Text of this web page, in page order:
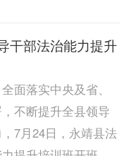
干部法治能力提升
面落实中央及省、
不断提升全县领导
7月24日，永靖县法